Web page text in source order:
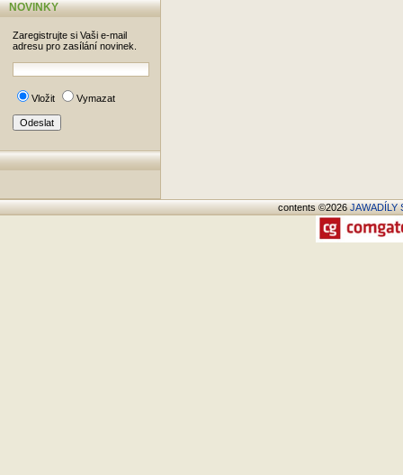
NOVINKY
Zaregistrujte si Vaši e-mail
adresu pro zasílání novinek.
Vložit Vymazat
contents ©2026JAWADÍLY